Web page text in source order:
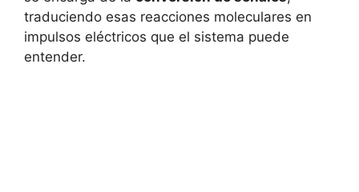
traduciendo esas reacciones moleculares en
impulsos eléctricos que el sistema puede
entender.